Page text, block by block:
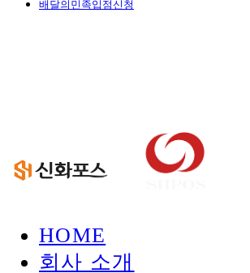
배달의민족입점신청
HOME
회사 소개